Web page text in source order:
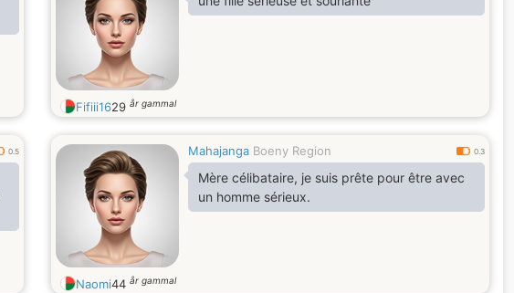
Fifiii1629 år gammal
0.5 Mahajanga Boeny Region 0.3
Mère célibataire, je suis prête pour être avec
un homme sérieux.
Naomi44 år gammal